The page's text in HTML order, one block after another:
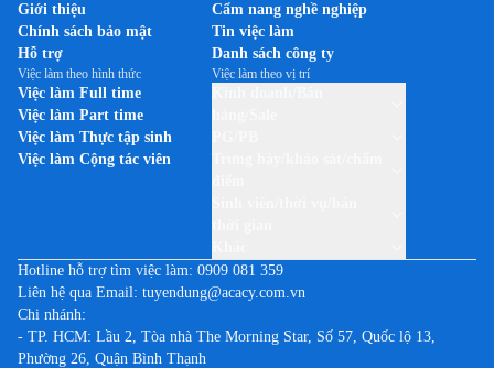
Giới thiệu
Chính sách bảo mật
Hỗ trợ
Cẩm nang nghề nghiệp
Tin việc làm
Danh sách công ty
Việc làm theo hình thức
Việc làm Full time
Việc làm Part time
Việc làm Thực tập sinh
Việc làm Cộng tác viên
Việc làm theo vị trí
Hotline hỗ trợ tìm việc làm: 0909 081 359
Liên hệ qua Email: tuyendung@acacy.com.vn
Chi nhánh:
- TP. HCM: Lầu 2, Tòa nhà The Morning Star, Số 57, Quốc lộ 13,
Phường 26, Quận Bình Thạnh